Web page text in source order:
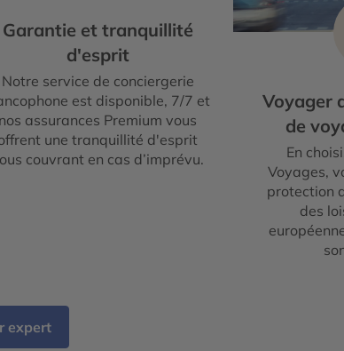
Garantie et tranquillité
d'esprit
Notre service de conciergerie
est disponible, 7/7 et
nos assurances Premium vous
une tranquillité d'esprit
couvrant en cas d’imprévu.
Voyager
de
En
Voyages,
protection
des
expert